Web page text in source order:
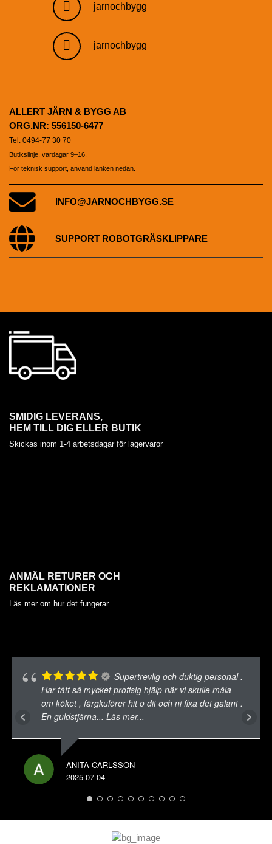
jarnochbygg
jarnochbygg
ALLERT JÄRN & BYGG AB
ORG.NR: 556150-6477
Tel. 0494-77 30 70
Butikslinje, vardagar 9–16.
För teknisk support, använd länken nedan.
INFO@JARNOCHBYGG.SE
SUPPORT ROBOTGRÄSKLIPPARE
SMIDIG LEVERANS,
HEM TILL DIG ELLER BUTIK
Skickas inom 1-4 arbetsdagar för lagervaror
ANMÄL RETURER OCH
REKLAMATIONER
Läs mer om hur det fungerar
Supertrevlig och duktig personal .
Har fått så mycket proffsig hjälp när vi skulle måla
om köket , färgkulörer hit o dit och ni fixa det galant .
En guldstjärna... Läs mer...
ANITA CARLSSON
2025-07-04